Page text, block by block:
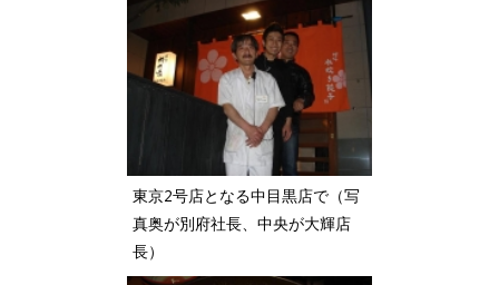
東京2号店となる中目黒店で（写
真奥が別府社長、中央が大輝店
長）